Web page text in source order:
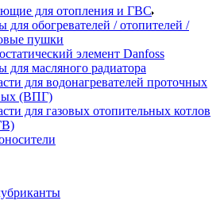
для отопления и ГВС
обогревателей / отопителей /
пушки
элемент Danfoss
масляного радиатора
для водонагревателей проточных
(ВПГ)
для газовых отопительных котлов